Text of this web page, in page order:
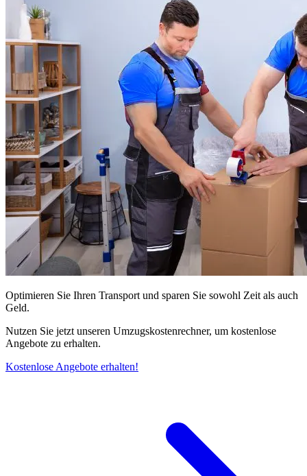
Optimieren Sie Ihren Transport und sparen Sie sowohl Zeit als auch
Geld.
Nutzen Sie jetzt unseren Umzugskostenrechner, um kostenlose
Angebote zu erhalten.
Kostenlose Angebote erhalten!